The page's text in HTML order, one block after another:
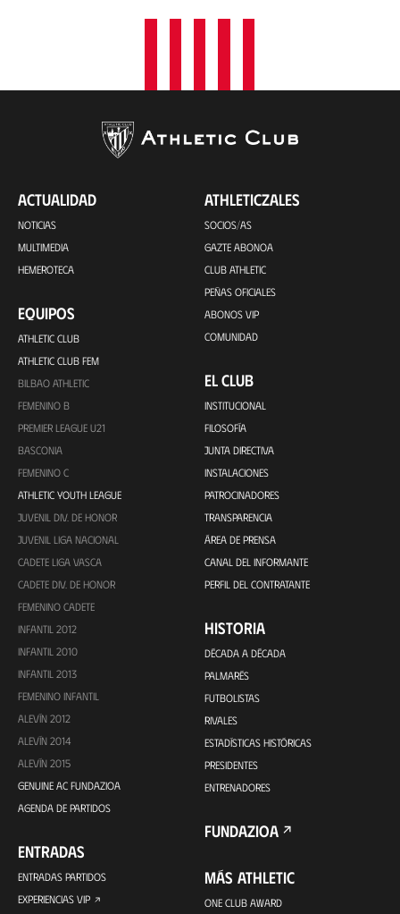
n
ACTUALIDAD
NOTICIAS
MULTIMEDIA
HEMEROTECA
EQUIPOS
ATHLETIC CLUB
ATHLETIC CLUB FEM
BILBAO ATHLETIC
FEMENINO B
PREMIER LEAGUE U21
BASCONIA
FEMENINO C
ATHLETIC YOUTH LEAGUE
JUVENIL DIV. DE HONOR
JUVENIL LIGA NACIONAL
CADETE LIGA VASCA
CADETE DIV. DE HONOR
FEMENINO CADETE
INFANTIL 2012
INFANTIL 2010
INFANTIL 2013
FEMENINO INFANTIL
ALEVÍN 2012
ALEVÍN 2014
ALEVÍN 2015
GENUINE AC FUNDAZIOA
AGENDA DE PARTIDOS
ENTRADAS
ENTRADAS PARTIDOS
EXPERIENCIAS VIP
ATHLETICZALES
SOCIOS/AS
GAZTE ABONOA
CLUB ATHLETIC
PEÑAS OFICIALES
ABONOS VIP
COMUNIDAD
EL CLUB
INSTITUCIONAL
FILOSOFÍA
JUNTA DIRECTIVA
INSTALACIONES
PATROCINADORES
TRANSPARENCIA
ÁREA DE PRENSA
CANAL DEL INFORMANTE
PERFIL DEL CONTRATANTE
HISTORIA
DÉCADA A DÉCADA
PALMARÉS
FUTBOLISTAS
RIVALES
ESTADÍSTICAS HISTÓRICAS
PRESIDENTES
ENTRENADORES
FUNDAZIOA
MÁS ATHLETIC
ONE CLUB AWARD